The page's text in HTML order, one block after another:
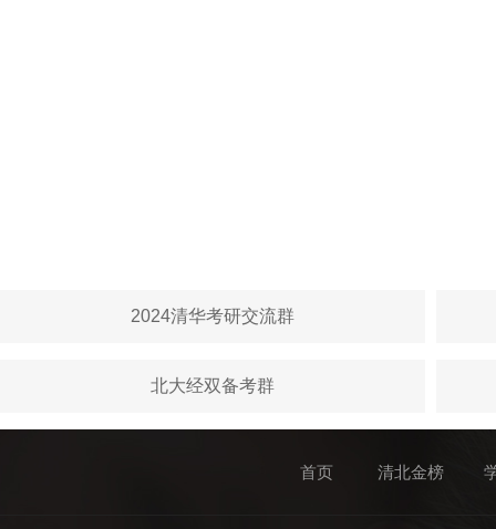
2024清华考研交流群
北大经双备考群
首页 清北金榜